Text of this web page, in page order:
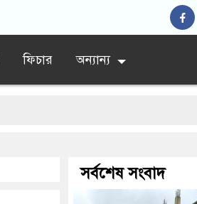
ফিচার অন্যান্য
সর্বশেষ সংবাদ